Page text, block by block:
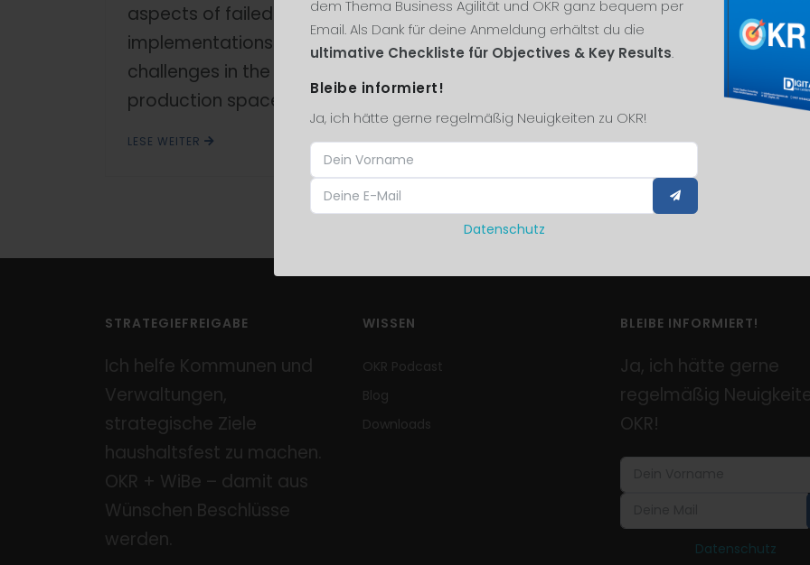
dem Thema Business Agilität und OKR ganz bequem per
Email. Als Dank für deine Anmeldung erhältst du die
ultimative Checkliste für Objectives & Key Results.
Bleibe informiert!
Ja, ich hätte gerne regelmäßig Neuigkeiten zu OKR!
Datenschutz
aspects of failed OKR
implementations and the
challenges in the digital
production space ...
LESE WEITER
STRATEGIEFREIGABE
Ich helfe Kommunen und
Verwaltungen,
strategische Ziele
haushaltsfest zu machen.
OKR + WiBe – damit aus
Wünschen Beschlüsse
werden.
WISSEN
OKR Podcast
Blog
Downloads
BLEIBE INFORMIERT!
Ja, ich hätte gerne
regelmäßig
OKR!
Datenschutz